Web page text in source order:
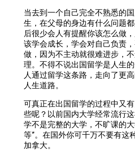
当去到一个自己完全不熟悉的
生，在父母的身边有什么问题
后很少会人有提醒你该怎么做
该学会成长，学会对自己负责
做，因为不主动就很难进步，
理。不得不说出国留学是人生
人通过留学这条路，走向了更
人生道路。
可真正在出国留学的过程中又
些呢？以前国内大学经常流行
学不是完整的大学，不旷课的
等”。在国外你可千万不要有这
加拿大。